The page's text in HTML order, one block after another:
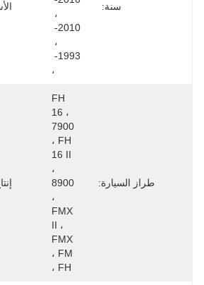
سنة:
،
طراز السيارة:
FH
16 ،
7900
، FH
16 II
،
8900
،
FMX
II ،
FMX
، FM
، FH